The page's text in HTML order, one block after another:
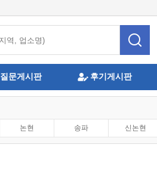
질문게시판 후기게시판
논현 송파 신논현